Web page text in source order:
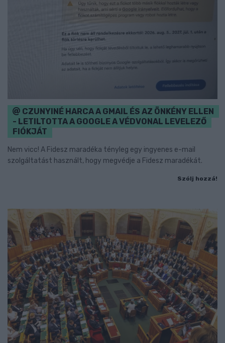
CZUNYINÉ HARCA A GMAIL ÉS AZ ÖNKÉNY ELLEN
- LETILTOTTA A GOOGLE A VÉDVONAL LEVELEZŐ
FIÓKJÁT
Nem vicc! A Fidesz maradéka tényleg egy ingyenes e-mail
szolgáltatást használt, hogy megvédje a Fidesz maradékát.
Szólj hozzá!